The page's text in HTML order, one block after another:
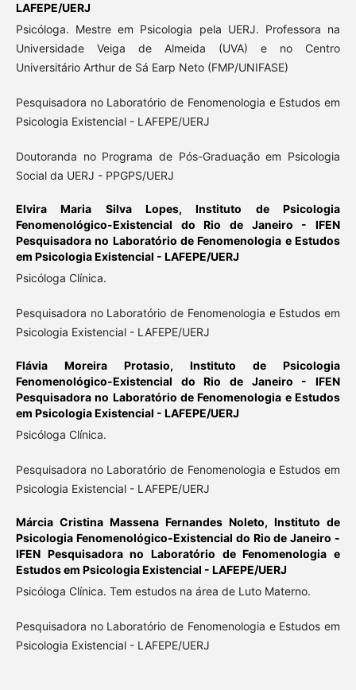
LAFEPE/UERJ
Psicóloga. Mestre em Psicologia pela UERJ. Professora na
Universidade Veiga de Almeida (UVA) e no Centro
Universitário Arthur de Sá Earp Neto (FMP/UNIFASE)
Pesquisadora no Laboratório de Fenomenologia e Estudos em
Psicologia Existencial - LAFEPE/UERJ
Doutoranda no Programa de Pós-Graduação em Psicologia
Social da UERJ - PPGPS/UERJ
Elvira Maria Silva Lopes,Instituto de Psicologia
Fenomenológico-Existencial do Rio de Janeiro - IFEN
Pesquisadora no Laboratório de Fenomenologia e Estudos
em Psicologia Existencial - LAFEPE/UERJ
Psicóloga Clínica.
Pesquisadora no Laboratório de Fenomenologia e Estudos em
Psicologia Existencial - LAFEPE/UERJ
Flávia Moreira Protasio,Instituto de Psicologia
Fenomenológico-Existencial do Rio de Janeiro - IFEN
Pesquisadora no Laboratório de Fenomenologia e Estudos
em Psicologia Existencial - LAFEPE/UERJ
Psicóloga Clínica.
Pesquisadora no Laboratório de Fenomenologia e Estudos em
Psicologia Existencial - LAFEPE/UERJ
Márcia Cristina Massena Fernandes Noleto,Instituto de
Psicologia Fenomenológico-Existencial do Rio de Janeiro -
IFEN Pesquisadora no Laboratório de Fenomenologia e
Estudos em Psicologia Existencial - LAFEPE/UERJ
Psicóloga Clínica. Tem estudos na área de Luto Materno.
Pesquisadora no Laboratório de Fenomenologia e Estudos em
Psicologia Existencial - LAFEPE/UERJ